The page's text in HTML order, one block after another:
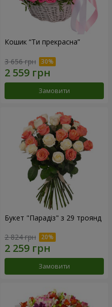
Кошик “Ти прекрасна”
3 656 грн
Замовити
Букет "Парадіз" з 29 троянд
2 824 грн
Замовити